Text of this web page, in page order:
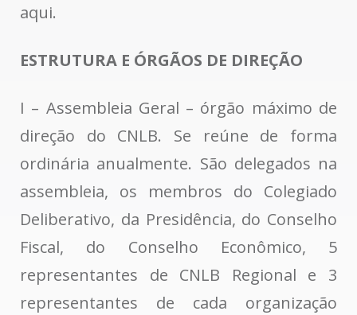
aqui.
ESTRUTURA E ÓRGÃOS DE DIREÇÃO
I – Assembleia Geral – órgão máximo de
direção do CNLB. Se reúne de forma
ordinária anualmente. São delegados na
assembleia, os membros do Colegiado
Deliberativo, da Presidência, do Conselho
Fiscal, do Conselho Econômico, 5
representantes de CNLB Regional e 3
representantes de cada organização